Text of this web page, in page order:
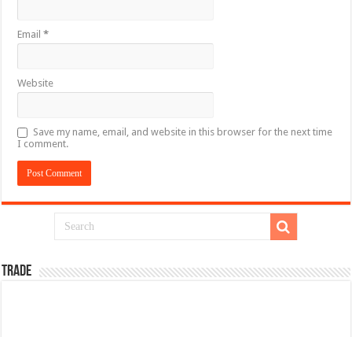
Email*
Website
Save my name, email, and website in this browser for the next time
I comment.
TRADE